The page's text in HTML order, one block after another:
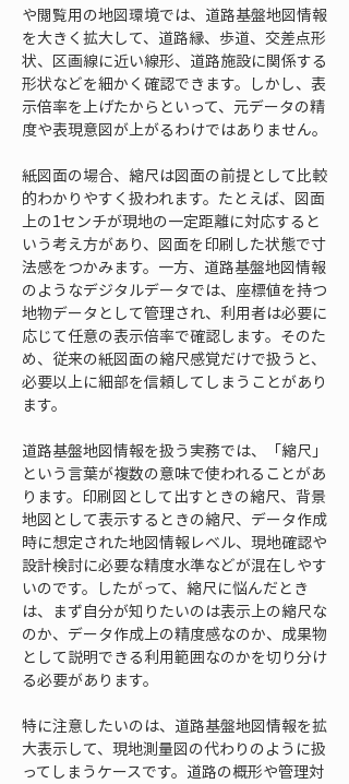
や閲覧用の地図環境では、道路基盤地図情報
を大きく拡大して、道路縁、歩道、交差点形
状、区画線に近い線形、道路施設に関係する
形状などを細かく確認できます。しかし、表
示倍率を上げたからといって、元データの精
度や表現意図が上がるわけではありません。
紙図面の場合、縮尺は図面の前提として比較
的わかりやすく扱われます。たとえば、図面
上の1センチが現地の一定距離に対応すると
いう考え方があり、図面を印刷した状態で寸
法感をつかみます。一方、道路基盤地図情報
のようなデジタルデータでは、座標値を持つ
地物データとして管理され、利用者は必要に
応じて任意の表示倍率で確認します。そのた
め、従来の紙図面の縮尺感覚だけで扱うと、
必要以上に細部を信頼してしまうことがあり
ます。
道路基盤地図情報を扱う実務では、「縮尺」
という言葉が複数の意味で使われることがあ
ります。印刷図として出すときの縮尺、背景
地図として表示するときの縮尺、データ作成
時に想定された地図情報レベル、現地確認や
設計検討に必要な精度水準などが混在しやす
いのです。したがって、縮尺に悩んだとき
は、まず自分が知りたいのは表示上の縮尺な
のか、データ作成上の精度感なのか、成果物
として説明できる利用範囲なのかを切り分け
る必要があります。
特に注意したいのは、道路基盤地図情報を拡
大表示して、現地測量図の代わりのように扱
ってしまうケースです。道路の概形や管理対